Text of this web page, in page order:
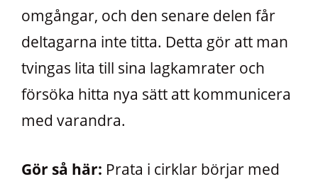
omgångar, och den senare delen får
deltagarna inte titta. Detta gör att man
tvingas lita till sina lagkamrater och
försöka hitta nya sätt att kommunicera
med varandra.
Gör så här: Prata i cirklar börjar med